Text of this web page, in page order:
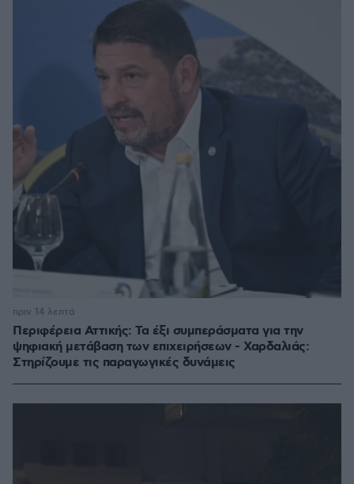
Περιφέρεια Αττικής: Τα έξι συμπεράσματα για την
ψηφιακή μετάβαση των επιχειρήσεων - Χαρδαλιάς:
Στηρίζουμε τις παραγωγικές δυνάμεις
πριν 14 λεπτά